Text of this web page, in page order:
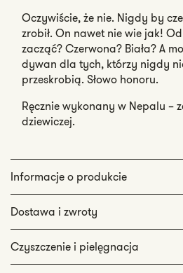
Oczywiście, że nie. Nigdy by
zrobił. On nawet nie wie jak!
zacząć? Czerwona? Biała? A
dywan dla tych, którzy nigdy
przeskrobią. Słowo honoru.
Ręcznie wykonany w Nepalu –
dziewiczej.
Informacje o produkcie
Dostawa i zwroty
Czyszczenie i pielęgnacja